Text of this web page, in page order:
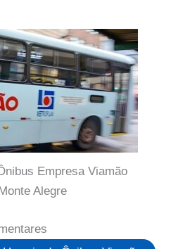
Empresa Viamão
Monte Alegre